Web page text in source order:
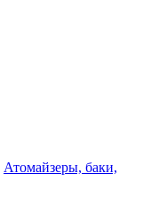
Атомайзеры, баки,